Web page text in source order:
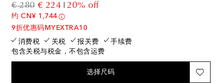
€ 280original price
€ 224discount price
20% off
约 CN¥ 1,744
9折优惠码MYEXTRA10
消费税
关税 报关费
手续费
包含关税与税金，不包含运费
选择尺码